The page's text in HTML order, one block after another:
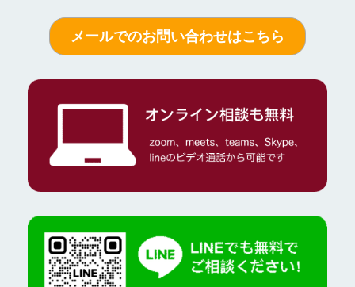
メールでのお問い合わせはこちら